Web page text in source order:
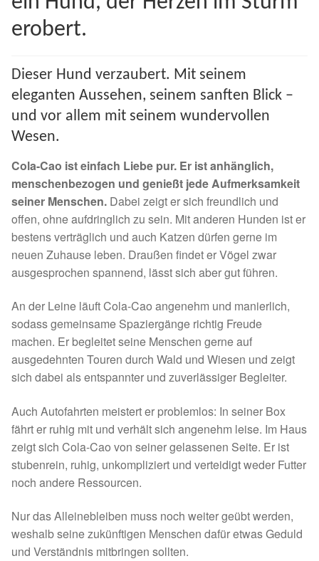
Spenden 2023
Januar bis Juni 2023
Spenden 2022
Juli bis Dezember 2022
Januar bis Juni 2022
Spenden 2021
Juli bis Dezember 2021
Fördermitgliedschaft
Tierschutz
Schutzgebühr
Unsere Notnasen
Notnasen in Deutschland
Notnasen noch im Ausland
erobert.
Dieser Hund verzaubert. Mit seinem
eleganten Aussehen, seinem sanften Blick –
und vor allem mit seinem wundervollen
Wesen.
Cola-Cao ist einfach Liebe pur. Er ist anhänglich,
menschenbezogen und genießt jede Aufmerksamkeit
seiner Menschen. Dabei zeigt er sich freundlich und
offen, ohne aufdringlich zu sein. Mit anderen Hunden ist er
bestens verträglich und auch Katzen dürfen gerne im
neuen Zuhause leben. Draußen findet er Vögel zwar
ausgesprochen spannend, lässt sich aber gut führen.
An der Leine läuft Cola-Cao angenehm und manierlich,
sodass gemeinsame Spaziergänge richtig Freude
machen. Er begleitet seine Menschen gerne auf
ausgedehnten Touren durch Wald und Wiesen und zeigt
sich dabei als entspannter und zuverlässiger Begleiter.
Auch Autofahrten meistert er problemlos: In seiner Box
fährt er ruhig mit und verhält sich angenehm leise. Im Haus
zeigt sich Cola-Cao von seiner gelassenen Seite. Er ist
stubenrein, ruhig, unkompliziert und verteidigt weder Futter
noch andere Ressourcen.
Nur das Alleinebleiben muss noch weiter geübt werden,
weshalb seine zukünftigen Menschen dafür etwas Geduld
und Verständnis mitbringen sollten.